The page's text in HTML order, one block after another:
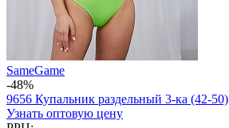
SameGame
-48%
9656 Купальник раздельный 3-ка (42-50)
Узнать оптовую цену